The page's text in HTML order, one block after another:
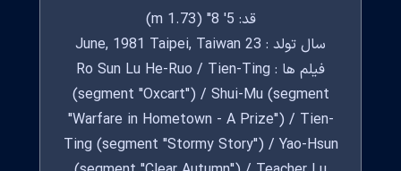
قد: 5' 8" (1.73 m)
سال تولد : 23 June, 1981 Taipei, Taiwan
فیلم ها : Ro Sun Lu He-Ruo / Tien-Ting
(segment "Oxcart") / Shui-Mu (segment
"Warfare in Hometown - A Prize") / Tien-
Ting (segment "Stormy Story") / Yao-Hsun